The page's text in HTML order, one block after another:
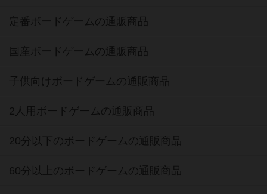
定番ボードゲームの通販商品
国産ボードゲームの通販商品
子供向けボードゲームの通販商品
2人用ボードゲームの通販商品
20分以下のボードゲームの通販商品
60分以上のボードゲームの通販商品